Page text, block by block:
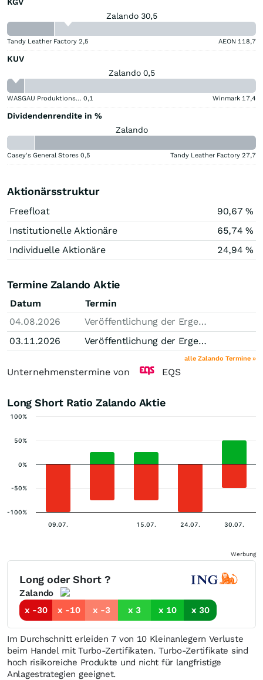
Zalando 30,5
Tandy Leather Factory 2,5 AEON 118,7
KUV
Zalando 0,5
WASGAU Produktions & Handels 0,1 Winmark 17,4
Dividendenrendite in %
Zalando
Casey's General Stores 0,5 Tandy Leather Factory 27,7
Aktionärsstruktur
Freefloat
90,67 %
Institutionelle Aktionäre
65,74 %
Individuelle Aktionäre
24,94 %
Termine Zalando Aktie
Datum
Termin
04.08.2026
Veröffentlichung der Ergebnisse des zweiten Quartals 2026
03.11.2026
Veröffentlichung der Ergebnisse des dritten Quartals 2026
alle Zalando Termine »
Unternehmenstermine von EQS
Long Short Ratio Zalando Aktie
09.07. 15.07. 24.07. 30.07.
-100%
-50%
0%
50%
100%
Werbung
Long oder Short ?
Zalando
x -30
x -10 x -3 x 3 x 10 x 30
Im Durchschnitt erleiden 7 von 10 Kleinanlegern Verluste
beim Handel mit Turbo-Zertifikaten. Turbo-Zertifikate sind
hoch risikoreiche Produkte und nicht für langfristige
Anlagestrategien geeignet.